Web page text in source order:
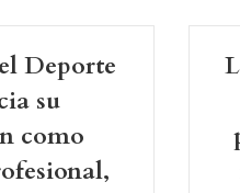
Deporte
su
como